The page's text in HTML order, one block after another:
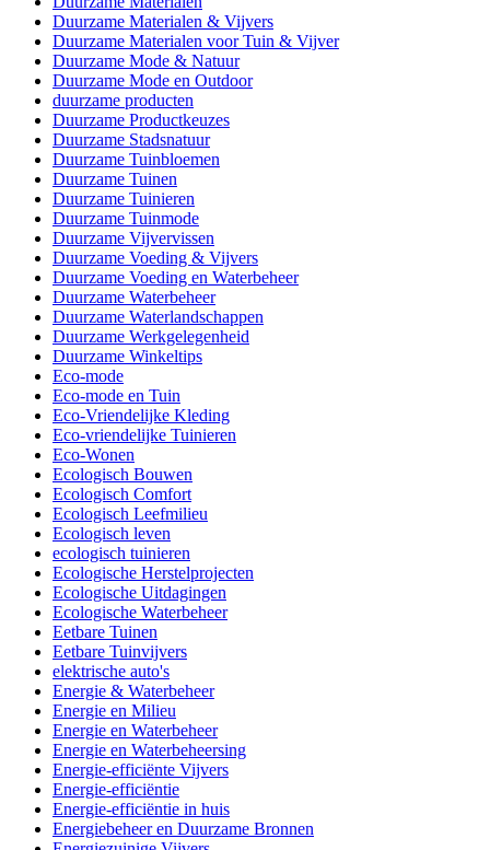
Duurzame Materialen & Vijvers
Duurzame Materialen voor Tuin & Vijver
Duurzame Mode & Natuur
Duurzame Mode en Outdoor
duurzame producten
Duurzame Productkeuzes
Duurzame Stadsnatuur
Duurzame Tuinbloemen
Duurzame Tuinen
Duurzame Tuinieren
Duurzame Tuinmode
Duurzame Vijvervissen
Duurzame Voeding & Vijvers
Duurzame Voeding en Waterbeheer
Duurzame Waterbeheer
Duurzame Waterlandschappen
Duurzame Werkgelegenheid
Duurzame Winkeltips
Eco-mode
Eco-mode en Tuin
Eco-Vriendelijke Kleding
Eco-vriendelijke Tuinieren
Eco-Wonen
Ecologisch Bouwen
Ecologisch Comfort
Ecologisch Leefmilieu
Ecologisch leven
ecologisch tuinieren
Ecologische Herstelprojecten
Ecologische Uitdagingen
Ecologische Waterbeheer
Eetbare Tuinen
Eetbare Tuinvijvers
elektrische auto's
Energie & Waterbeheer
Energie en Milieu
Energie en Waterbeheer
Energie en Waterbeheersing
Energie-efficiënte Vijvers
Energie-efficiëntie
Energie-efficiëntie in huis
Energiebeheer en Duurzame Bronnen